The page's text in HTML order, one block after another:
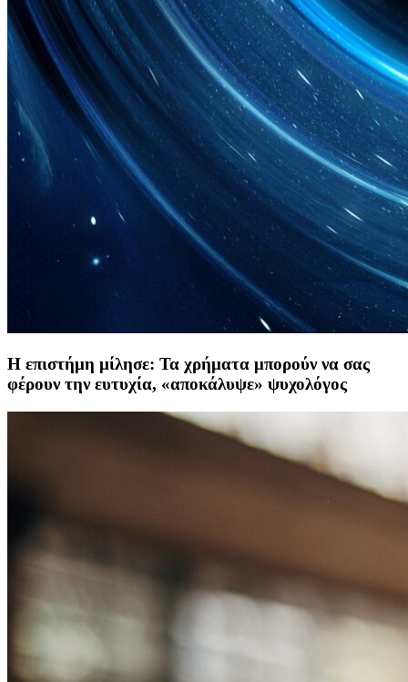
Η επιστήμη μίλησε: Τα χρήματα μπορούν να σας
φέρουν την ευτυχία, «αποκάλυψε» ψυχολόγος